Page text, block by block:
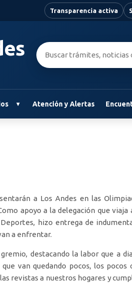
Transparencia activa
Buscar:
Atención y Alertas
a Los Andes en las
apoyo a la delegación que viaja
hizo entrega de
a enfrentar.
destacando la labor que a
van quedando pocos, los pocos
revistas a nuestros hogares y